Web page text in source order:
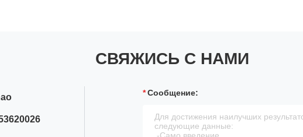
СВЯЖИСЬ С НАМИ
Сообщение: